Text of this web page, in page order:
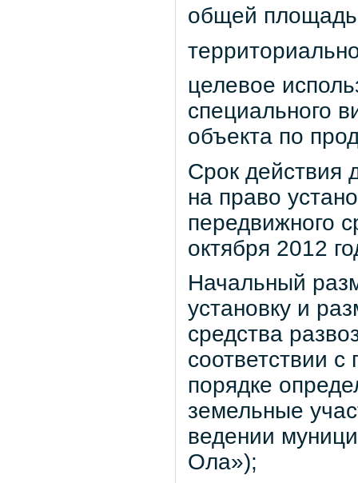
общей
целевое
специального
объекта по
Срок действия
на право
передвижного
октября 2012
Начальный
установку и
средства
соответствии
порядке
земельные
ведении
Ола»);